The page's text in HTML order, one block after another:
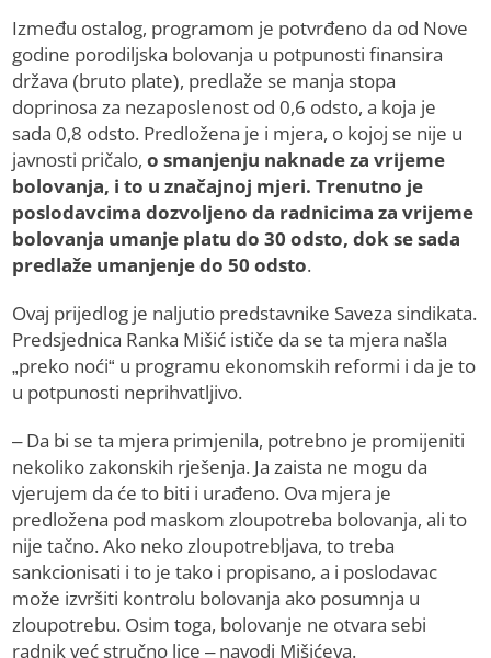
Između ostalog, programom je potvrđeno da od Nove
godine porodiljska bolovanja u potpunosti finansira
država (bruto plate), predlaže se manja stopa
doprinosa za nezaposlenost od 0,6 odsto, a koja je
sada 0,8 odsto. Predložena je i mjera, o kojoj se nije u
javnosti pričalo,o smanjenju naknade za vrijeme
bolovanja, i to u značajnoj mjeri. Trenutno je
poslodavcima dozvoljeno da radnicima za vrijeme
bolovanja umanje platu do 30 odsto, dok se sada
predlaže umanjenje do 50 odsto.
Ovaj prijedlog je naljutio predstavnike Saveza sindikata.
Predsjednica Ranka Mišić ističe da se ta mjera našla
„preko noći“ u programu ekonomskih reformi i da je to
u potpunosti neprihvatljivo.
– Da bi se ta mjera primjenila, potrebno je promijeniti
nekoliko zakonskih rješenja. Ja zaista ne mogu da
vjerujem da će to biti i urađeno. Ova mjera je
predložena pod maskom zloupotreba bolovanja, ali to
nije tačno. Ako neko zloupotrebljava, to treba
sankcionisati i to je tako i propisano, a i poslodavac
može izvršiti kontrolu bolovanja ako posumnja u
zloupotrebu. Osim toga, bolovanje ne otvara sebi
radnik već stručno lice – navodi Mišićeva.